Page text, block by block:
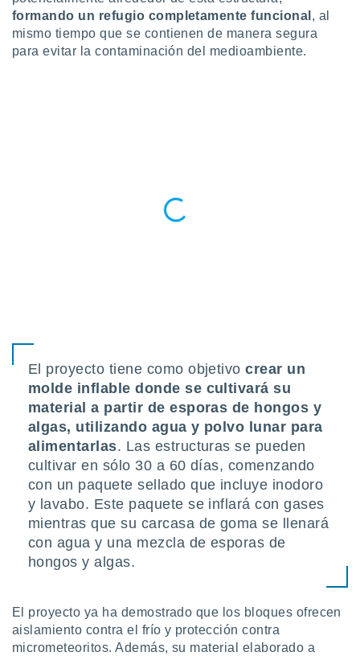
formando un refugio completamente funcional , al
mismo tiempo que se contienen de manera segura
para evitar la contaminación del medioambiente.
El proyecto tiene como objetivo crear un
molde inflable donde se cultivará su
material a partir de esporas de hongos y
algas, utilizando agua y polvo lunar para
alimentarlas. Las estructuras se pueden
cultivar en sólo 30 a 60 días, comenzando
con un paquete sellado que incluye inodoro
y lavabo. Este paquete se inflará con gases
mientras que su carcasa de goma se llenará
con agua y una mezcla de esporas de
hongos y algas.
El proyecto ya ha demostrado que los bloques ofrecen
aislamiento contra el frío y protección contra
micrometeoritos. Además, su material elaborado a